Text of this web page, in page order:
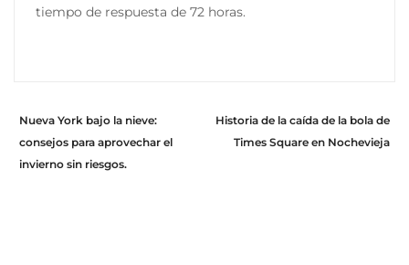
tiempo de respuesta de 72 horas.
Nueva York bajo la nieve:
consejos para aprovechar el
invierno sin riesgos.
Historia de la caída de la bola de
Times Square en Nochevieja